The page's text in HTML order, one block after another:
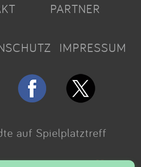
PARTNER
IMPRESSUM
auf Spielplatztreff